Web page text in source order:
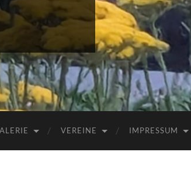
VEREINE IMPRESSUM